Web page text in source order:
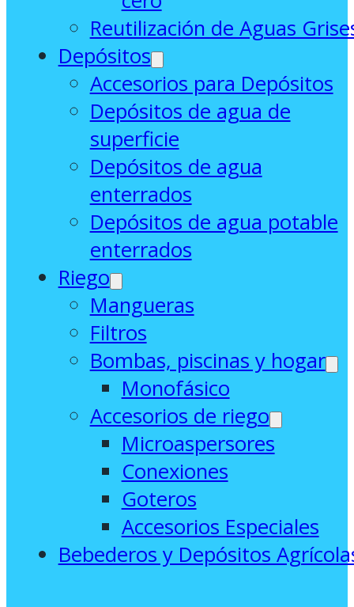
Reutilización de Aguas
Depósitos
Accesorios para Depósitos
Depósitos de agua de
superficie
Depósitos de agua
enterrados
Depósitos de agua potable
enterrados
Riego
Mangueras
Filtros
Bombas, piscinas y hogar
Monofásico
Accesorios de riego
Microaspersores
Conexiones
Goteros
Accesorios Especiales
Bebederos y Depósitos